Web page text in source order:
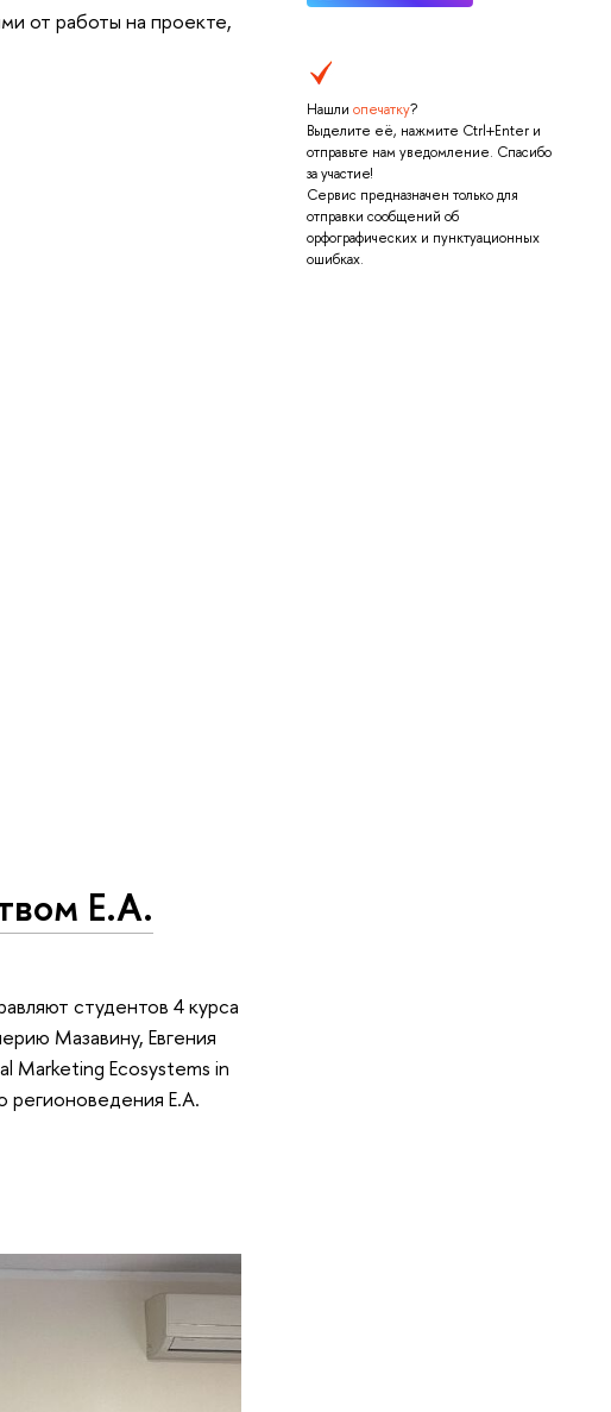
Нашли опечатку?
Выделите её, нажмите Ctrl+Enter и
отправьте нам уведомление. Спасибо
за участие!
Сервис предназначен только для
отправки сообщений об
орфографических и пунктуационных
ошибках.
от работы на проекте,
Е.А.
студентов 4 курса
Мазавину, Евгения
Marketing Ecosystems in
регионоведения Е.А.